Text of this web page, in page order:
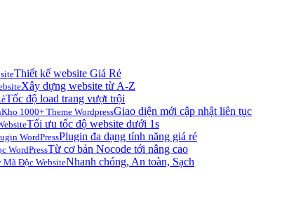
Thiết kế website Giá Rẻ
Xây dựng website từ A-Z
Tốc độ load trang vượt trội
Kho 1000+ Theme WordpressGiao diện mới cập nhật liên tục
Tối ưu tốc độ website dưới 1s
WordPressPlugin đa dạng tính năng giá rẻ
WordPressTừ cơ bản Nocode tới nâng cao
Mã Độc WebsiteNhanh chóng, An toàn, Sạch